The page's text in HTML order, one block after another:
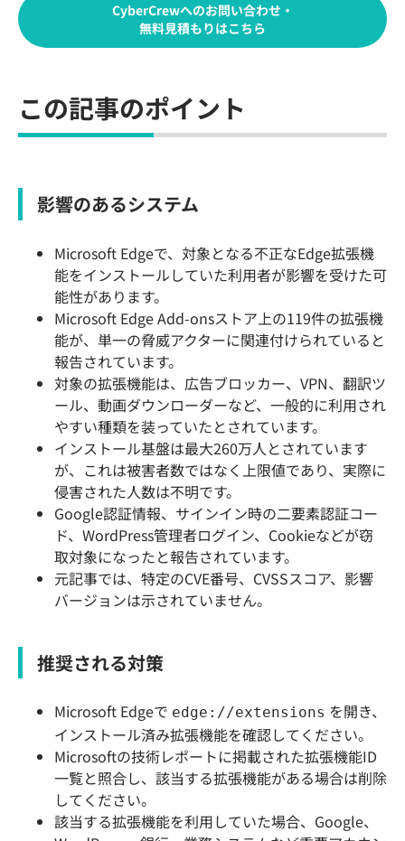
CyberCrewへのお問い合わせ・
無料見積もりはこちら
この記事のポイント
影響のあるシステム
Microsoft Edgeで、対象となる不正なEdge拡張機
能をインストールしていた利用者が影響を受けた可
能性があります。
Microsoft Edge Add-onsストア上の119件の拡張機
能が、単一の脅威アクターに関連付けられていると
報告されています。
対象の拡張機能は、広告ブロッカー、VPN、翻訳ツ
ール、動画ダウンローダーなど、一般的に利用され
やすい種類を装っていたとされています。
インストール基盤は最大260万人とされています
が、これは被害者数ではなく上限値であり、実際に
侵害された人数は不明です。
Google認証情報、サインイン時の二要素認証コー
ド、WordPress管理者ログイン、Cookieなどが窃
取対象になったと報告されています。
元記事では、特定のCVE番号、CVSSスコア、影響
バージョンは示されていません。
推奨される対策
Microsoft Edgeで edge://extensions を開き、
インストール済み拡張機能を確認してください。
Microsoftの技術レポートに掲載された拡張機能ID
一覧と照合し、該当する拡張機能がある場合は削除
してください。
該当する拡張機能を利用していた場合、Google、